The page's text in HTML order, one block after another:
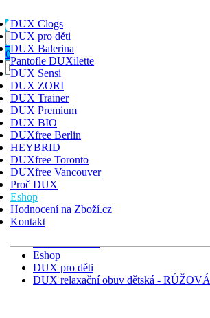
HLEDAT PŘIHLÁSIT
0
Toggle navigation
DUX Clogs
DUX pro děti
DUX Balerina
Pantofle DUXilette
DUX Sensi
DUX ZORI
DUX Trainer
DUX Premium
DUX BIO
DUXfree Berlin
HEYBRID
DUXfree Toronto
DUXfree Vancouver
Proč DUX
Eshop
Hodnocení na Zboží.cz
Kontakt
DUX Clogs
DUX pro děti
DUX Balerina
Pantofle DUXilette
DUX Sensi
DUX ZORI
DUX Trainer
DUX Premium
DUX BIO
DUXfree Berlin
HEYBRID
DUXfree Toronto
DUXfree Vancouver
Eshop
DUX pro děti
DUX relaxační obuv dětská - RŮŽOVÁ